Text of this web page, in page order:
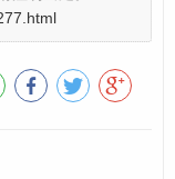
融稳定
潜在威胁。
投机炒作、洗